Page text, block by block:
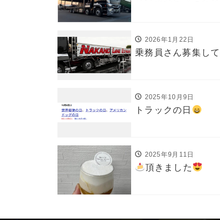
2026年1月22日
乗務員さん募集し
2025年10月9日
トラックの日
2025年9月11日
頂きました